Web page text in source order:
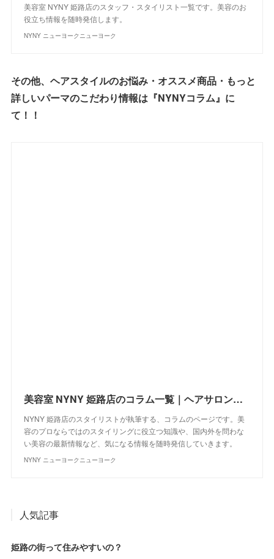
美容室 NYNY 姫路店のスタッフ・スタイリスト一覧です。美容のお
役立ち情報を随時発信します。
NYNY ニューヨークニューヨーク
その他、ヘアスタイルのお悩み・オススメ商品・もっと
詳しいパーマのこだわり情報は『NYNYコラム』に
て！！
美容室 NYNY 姫路店のコラム一覧｜ヘアサロン・美容院｜ニューヨークニューヨーク
NYNY 姫路店のスタイリストが執筆する、コラムのページです。美
容のプロならではのスタイリングに役立つ知識や、国内外を問わな
い美容の最新情報など、気になる情報を随時発信していきます。
NYNY ニューヨークニューヨーク
人気記事
姫路の街って住みやすいの？